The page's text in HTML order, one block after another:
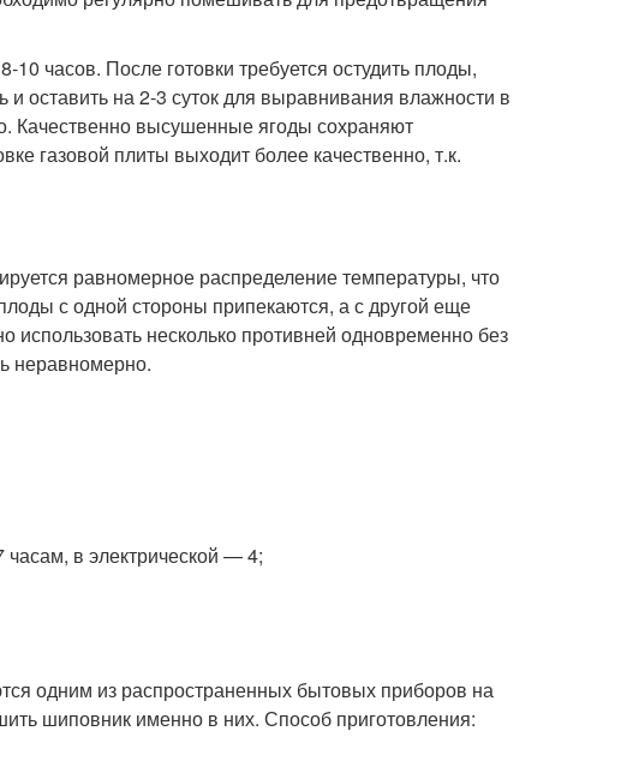
часов. После готовки требуется остудить плоды,
и оставить на 2-3 суток для выравнивания влажности в
Качественно высушенные ягоды сохраняют
газовой плиты выходит более качественно, т.к.
равномерное распределение температуры, что
с одной стороны припекаются, а с другой еще
несколько противней одновременно без
неравномерно.
в электрической — 4;
одним из распространенных бытовых приборов на
шиповник именно в них. Способ приготовления: